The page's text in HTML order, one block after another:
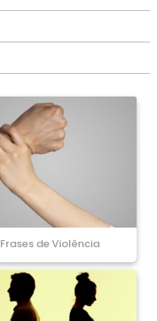
Frases de Violência